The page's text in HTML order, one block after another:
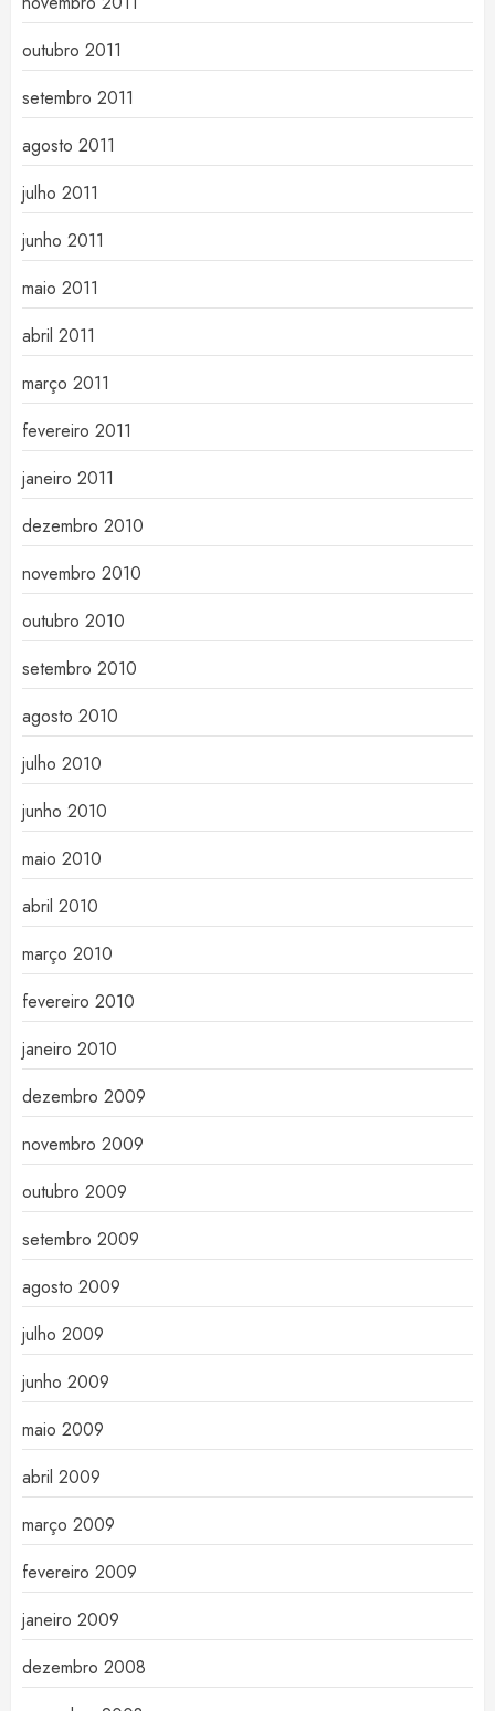
outubro 2011
setembro 2011
agosto 2011
julho 2011
junho 2011
maio 2011
abril 2011
março 2011
fevereiro 2011
janeiro 2011
dezembro 2010
novembro 2010
outubro 2010
setembro 2010
agosto 2010
julho 2010
junho 2010
maio 2010
abril 2010
março 2010
fevereiro 2010
janeiro 2010
dezembro 2009
novembro 2009
outubro 2009
setembro 2009
agosto 2009
julho 2009
junho 2009
maio 2009
abril 2009
março 2009
fevereiro 2009
janeiro 2009
dezembro 2008